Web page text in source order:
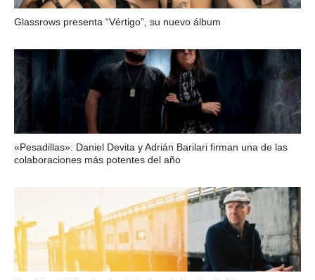
Glassrows presenta “Vértigo”, su nuevo álbum
«Pesadillas»: Daniel Devita y Adrián Barilari firman una de las
colaboraciones más potentes del año